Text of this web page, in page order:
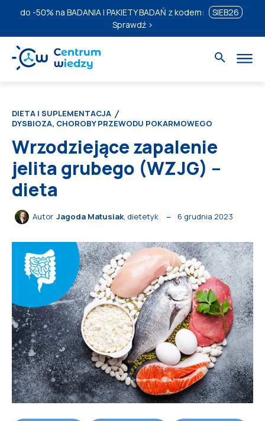
do -50% na BADANIA I PAKIETY BADAŃ z kodem:
SIEB26
Sprawdź ›
DIETA I SUPLEMENTACJA
DYSBIOZA, CHOROBY PRZEWODU POKARMOWEGO
Wrzodziejące zapalenie
jelita grubego (WZJG) –
dieta
Autor Jagoda Matusiak, dietetyk 6 grudnia 2023